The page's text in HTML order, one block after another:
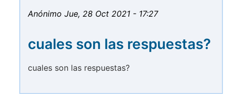
Anónimo Jue, 28 Oct 2021 - 17:27
cuales son las respuestas?
cuales son las respuestas?